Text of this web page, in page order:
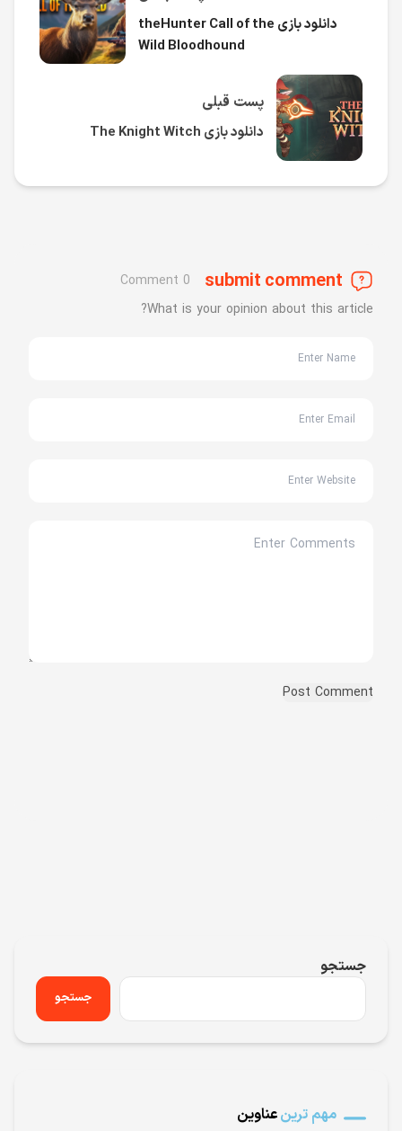
پست قبلی
دانلود بازی The Knight Witch
دانلود بازی theHunter Call of the
Wild Bloodhound
submit comment
0 Comment
What is your opinion about this article?
جستجو
جستجو
مهم ترینعناوین